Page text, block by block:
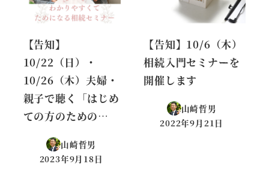
【告知】
10/22（日）・
10/26（木）夫婦・
親子で聴く「はじめ
ての方のための…
山崎哲男
投稿日
2023年9月18日
【告知】10/6（木）
相続入門セミナーを
開催します
山崎哲男
投稿日
2022年9月21日